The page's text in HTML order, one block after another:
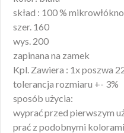
skład : 100 % mikrowłókno
szer. 160
wys. 200
zapinana na zamek
Kpl. Zawiera : 1x poszwa
tolerancja rozmiaru +- 3%
sposób użycia:
wyprać przed pierwszym
prać z podobnymi kolorami